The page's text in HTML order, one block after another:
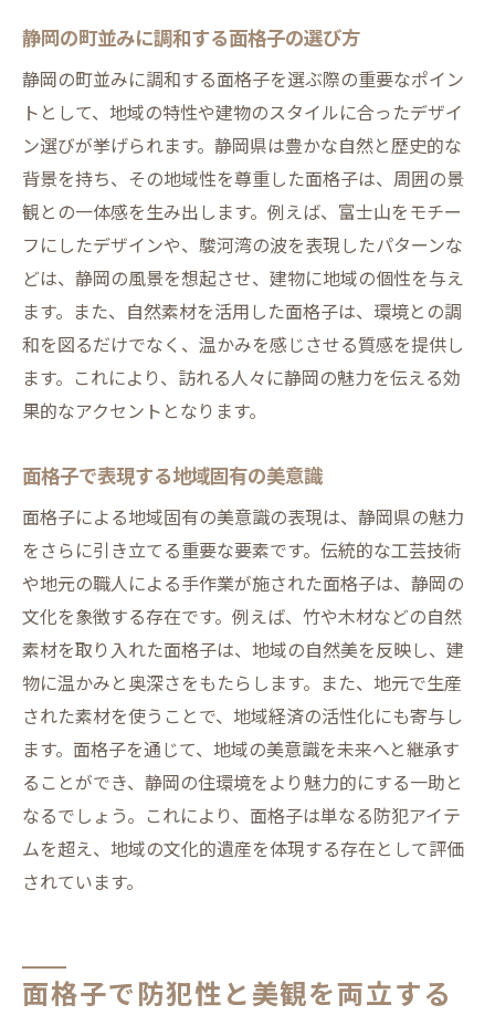
静岡の町並みに調和する面格子の選び方
静岡の町並みに調和する面格子を選ぶ際の重要なポイン
トとして、地域の特性や建物のスタイルに合ったデザイ
ン選びが挙げられます。静岡県は豊かな自然と歴史的な
背景を持ち、その地域性を尊重した面格子は、周囲の景
観との一体感を生み出します。例えば、富士山をモチー
フにしたデザインや、駿河湾の波を表現したパターンな
どは、静岡の風景を想起させ、建物に地域の個性を与え
ます。また、自然素材を活用した面格子は、環境との調
和を図るだけでなく、温かみを感じさせる質感を提供し
ます。これにより、訪れる人々に静岡の魅力を伝える効
果的なアクセントとなります。
面格子で表現する地域固有の美意識
面格子による地域固有の美意識の表現は、静岡県の魅力
をさらに引き立てる重要な要素です。伝統的な工芸技術
や地元の職人による手作業が施された面格子は、静岡の
文化を象徴する存在です。例えば、竹や木材などの自然
素材を取り入れた面格子は、地域の自然美を反映し、建
物に温かみと奥深さをもたらします。また、地元で生産
された素材を使うことで、地域経済の活性化にも寄与し
ます。面格子を通じて、地域の美意識を未来へと継承す
ることができ、静岡の住環境をより魅力的にする一助と
なるでしょう。これにより、面格子は単なる防犯アイテ
ムを超え、地域の文化的遺産を体現する存在として評価
されています。
面格子で防犯性と美観を両立する